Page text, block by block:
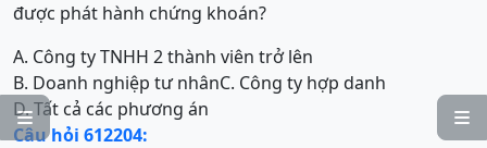


được phát hành chứng khoán?
A. Công ty TNHH 2 thành viên trở lên
B. Doanh nghiệp tư nhânC. Công ty hợp danh
D. Tất cả các phương án
Câu hỏi 612204: